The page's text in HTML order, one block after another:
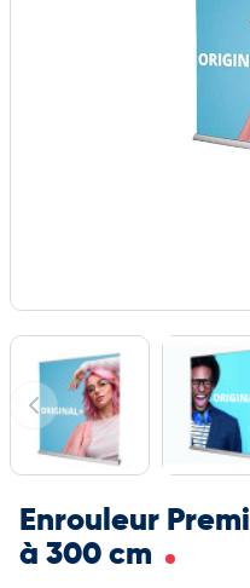
Enrouleur
à 300 cm